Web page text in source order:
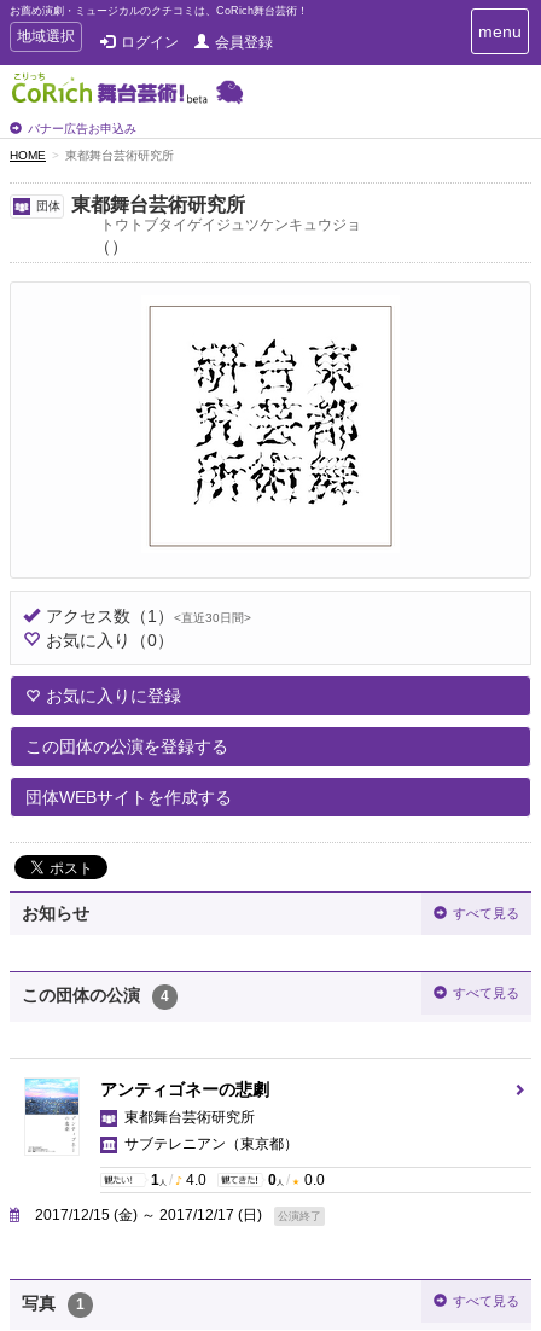
お薦め演劇・ミュージカルのクチコミは、CoRich舞台芸術！
T
o
g
g
e
n
a
v
i
a
t
地域選択 ログイン 会員登録
バナー広告お申込み
T
o
menu
HOME 東都舞台芸術研究所
団体 東都舞台芸術研究所
トウトブタイゲイジュツケンキュウジョ
（）
アクセス数 （1） <直近30日間>
お気に入り （0）
お気に入りに登録
この団体の公演を登録する
団体WEBサイトを作成する
お知らせ すべて見る
この団体の公演 4 すべて見る
アンティゴネーの悲劇
東都舞台芸術研究所
サブテレニアン （東京都）
1 人 / 4.0 0 人 / 0.0
2017/12/15 (金) ～ 2017/12/17 (日) 公演終了
写真 1 すべて見る